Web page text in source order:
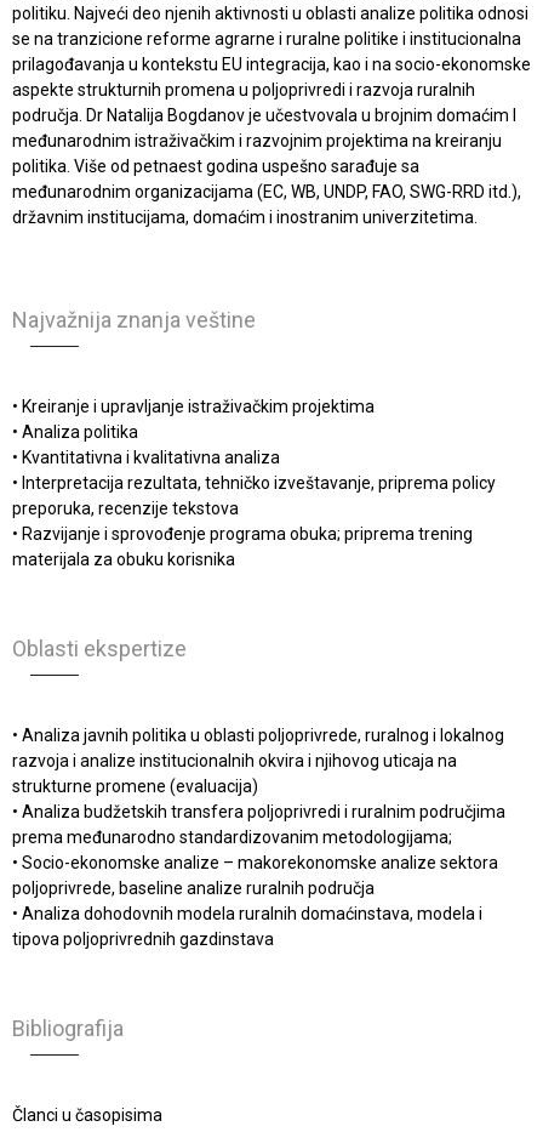
politiku. Najveći deo njenih aktivnosti u oblasti analize politika odnosi
se na tranzicione reforme agrarne i ruralne politike i institucionalna
prilagođavanja u kontekstu EU integracija, kao i na socio-ekonomske
aspekte strukturnih promena u poljoprivredi i razvoja ruralnih
područja. Dr Natalija Bogdanov je učestvovala u brojnim domaćim I
međunarodnim istraživačkim i razvojnim projektima na kreiranju
politika. Više od petnaest godina uspešno sarađuje sa
međunarodnim organizacijama (EC, WB, UNDP, FAO, SWG-RRD itd.),
državnim institucijama, domaćim i inostranim univerzitetima.
Najvažnija znanja veštine
• Kreiranje i upravljanje istraživačkim projektima
• Analiza politika
• Kvantitativna i kvalitativna analiza
• Interpretacija rezultata, tehničko izveštavanje, priprema policy
preporuka, recenzije tekstova
• Razvijanje i sprovođenje programa obuka; priprema trening
materijala za obuku korisnika
Oblasti ekspertize
• Analiza javnih politika u oblasti poljoprivrede, ruralnog i lokalnog
razvoja i analize institucionalnih okvira i njihovog uticaja na
strukturne promene (evaluacija)
• Analiza budžetskih transfera poljoprivredi i ruralnim područjima
prema međunarodno standardizovanim metodologijama;
• Socio-ekonomske analize – makorekonomske analize sektora
poljoprivrede, baseline analize ruralnih područja
• Analiza dohodovnih modela ruralnih domaćinstava, modela i
tipova poljoprivrednih gazdinstava
Bibliografija
Članci u časopisima